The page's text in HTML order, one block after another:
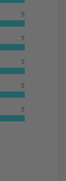
5
5
5
5
5